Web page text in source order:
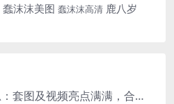
蠢沫沫美图 蠢沫沫高清 鹿八岁
蠢沫沫最新作品汇总：套图及视频亮点满满，合集一次看够